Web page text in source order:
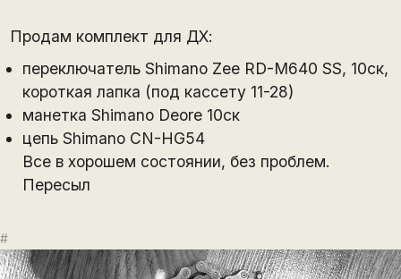
Продам комплект для ДХ:
переключатель Shimano Zee RD-M640 SS, 10ск,
короткая лапка (под кассету 11-28)
манетка Shimano Deore 10ск
цепь Shimano CN-HG54
Все в хорошем состоянии, без проблем.
Пересыл
#